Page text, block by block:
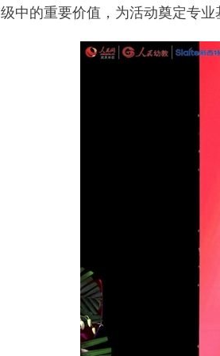
级中的重要价值，为活动奠定专业